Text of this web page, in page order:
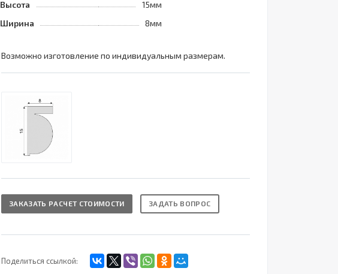
Высота
15мм
Ширина
8мм
Возможно изготовление по индивидуальным размерам.
ЗАКАЗАТЬ РАСЧЕТ СТОИМОСТИ ЗАДАТЬ ВОПРОС
Поделиться ссылкой: